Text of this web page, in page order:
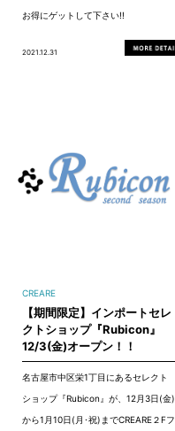
お得にゲットして下さい!!
2021.12.31
CREARE
【期間限定】インポートセレ
クトショップ『Rubicon』
12/3(金)オープン！！
名古屋市中区栄1丁目にあるセレクト
ショップ『Rubicon』が、12月3日(金)
から1月10日(月･祝)までCREARE２Fフ